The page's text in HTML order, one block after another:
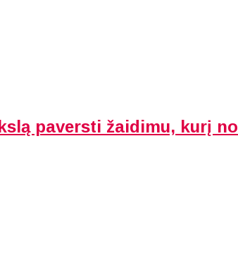
paversti žaidimu, kurį